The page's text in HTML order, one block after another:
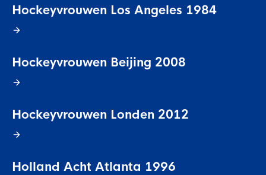
Hockeyvrouwen Los Angeles 1984
Hockeyvrouwen Beijing 2008
Hockeyvrouwen Londen 2012
Holland Acht Atlanta 1996